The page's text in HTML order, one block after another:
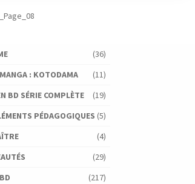
(36)
: KOTODAMA
(11)
BD SÉRIE COMPLÈTE
(19)
PÉDAGOGIQUES (5)
(4)
(29)
(217)